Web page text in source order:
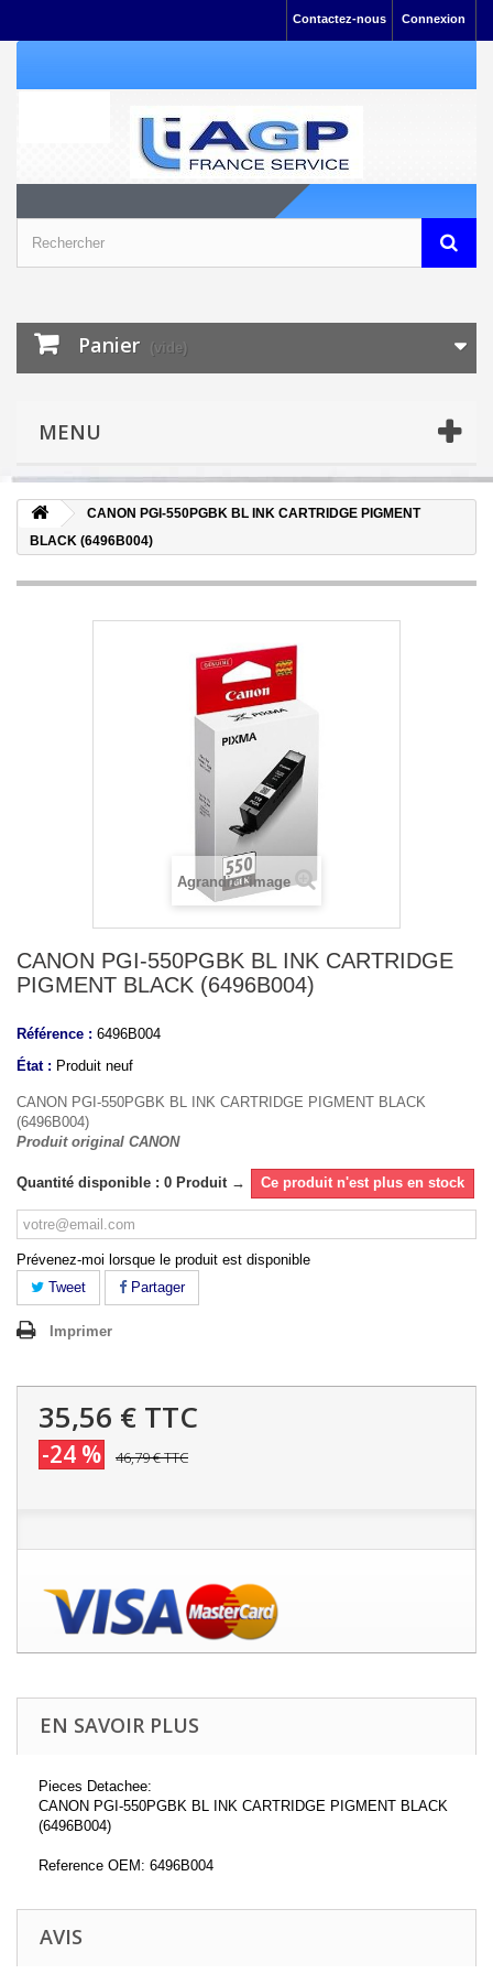
Connexion
Contactez-nous
Panier (vide)
MENU
CANON PGI-550PGBK BL INK CARTRIDGE PIGMENT
BLACK (6496B004)
Agrandir l'image
CANON PGI-550PGBK BL INK CARTRIDGE
PIGMENT BLACK (6496B004)
Référence : 6496B004
État : Produit neuf
CANON PGI-550PGBK BL INK CARTRIDGE PIGMENT BLACK
(6496B004)
Produit original CANON
Quantité disponible : 0 Produit → Ce produit n'est plus en stock
Prévenez-moi lorsque le produit est disponible
Tweet
Partager
Imprimer
35,56 € TTC
-24 % 46,79 €TTC
EN SAVOIR PLUS
Pieces Detachee:
CANON PGI-550PGBK BL INK CARTRIDGE PIGMENT BLACK
(6496B004)
Reference OEM: 6496B004
AVIS